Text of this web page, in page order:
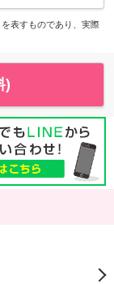
表すものであり、実際
)